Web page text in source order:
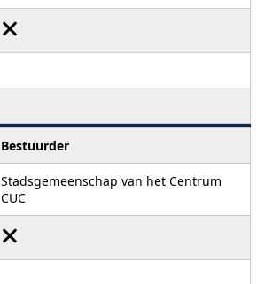
Bestuurder
Stadsgemeenschap van het Centrum
CUC